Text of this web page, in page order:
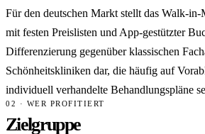
Für den deutschen Markt stellt das Walk-
mit festen Preislisten und App-gestützter
Differenzierung gegenüber klassischen
Schönheitskliniken dar, die häufig auf
individuell verhandelte Behandlungspläne
02 · WER PROFITIERT
Zielgruppe